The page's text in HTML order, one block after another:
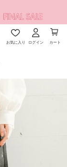
お気に入り ログイン カート